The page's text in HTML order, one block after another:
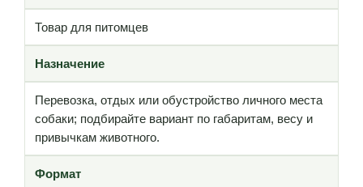
Товар для питомцев
Назначение
Перевозка, отдых или обустройство личного места
собаки; подбирайте вариант по габаритам, весу и
привычкам животного.
Формат